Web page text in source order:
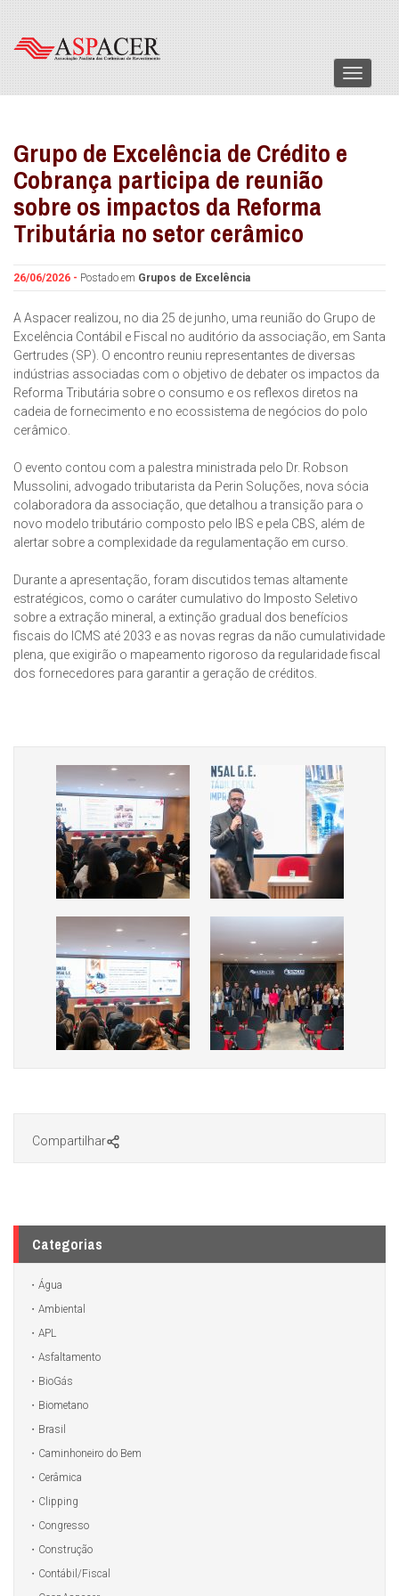
Menu
Grupo de Excelência de Crédito e
Cobrança participa de reunião
sobre os impactos da Reforma
Tributária no setor cerâmico
26/06/2026 - Postado em Grupos de Excelência
A Aspacer realizou, no dia 25 de junho, uma reunião do Grupo de
Excelência Contábil e Fiscal no auditório da associação, em Santa
Gertrudes (SP). O encontro reuniu representantes de diversas
indústrias associadas com o objetivo de debater os impactos da
Reforma Tributária sobre o consumo e os reflexos diretos na
cadeia de fornecimento e no ecossistema de negócios do polo
cerâmico.
O evento contou com a palestra ministrada pelo Dr. Robson
Mussolini, advogado tributarista da Perin Soluções, nova sócia
colaboradora da associação, que detalhou a transição para o
novo modelo tributário composto pelo IBS e pela CBS, além de
alertar sobre a complexidade da regulamentação em curso.
Durante a apresentação, foram discutidos temas altamente
estratégicos, como o caráter cumulativo do Imposto Seletivo
sobre a extração mineral, a extinção gradual dos benefícios
fiscais do ICMS até 2033 e as novas regras da não cumulatividade
plena, que exigirão o mapeamento rigoroso da regularidade fiscal
dos fornecedores para garantir a geração de créditos.
Compartilhar
Categorias
Água
Ambiental
APL
Asfaltamento
BioGás
Biometano
Brasil
Caminhoneiro do Bem
Cerâmica
Clipping
Congresso
Construção
Contábil/Fiscal